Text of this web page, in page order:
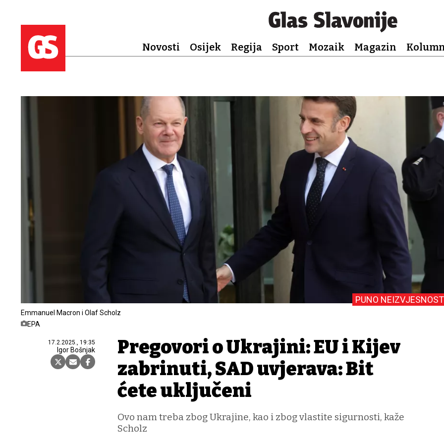
Novosti Osijek Regija Sport Mozaik Magazin
Emmanuel Macron i Olaf Scholz
EPA
17.2.2025., 19:35
Igor Bošnjak
PUNO
Pregovori o Ukrajini: EU i Kijev
zabrinuti, SAD uvjerava: Bit
ćete uključeni
Ovo nam treba zbog Ukrajine, kao i zbog vlastite sigurnosti, kaže
Scholz